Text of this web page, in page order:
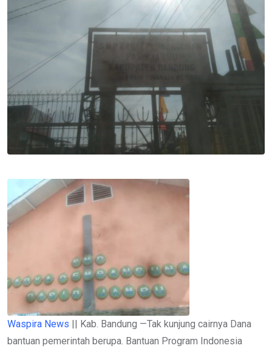
Waspira News || Kab. Bandung —Tak kunjung cairnya Dana
bantuan pemerintah berupa. Bantuan Program Indonesia